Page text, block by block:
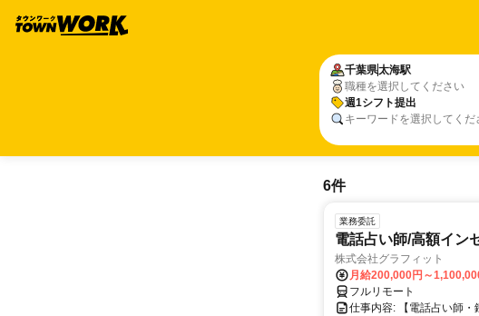
千葉県太海駅
職種を選択してください
週1シフト提出
キーワードを選択してくだ
6件
業務委託
電話占い師/高額イン
株式会社グラフィット
月給200,000円～
フルリモート
仕事内容: 【電話占い師